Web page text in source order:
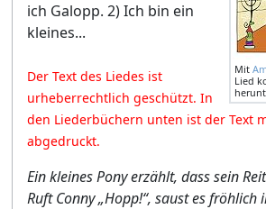
Mit
Lied
ich Galopp. 2) Ich bin ein
kleines...
Der Text des Liedes ist
urheberrechtlich geschützt. In
den Liederbüchern unten ist der Text
abgedruckt.
Ein kleines Pony erzählt, dass sein
Ruft Conny „Hopp!“, saust es fröhlich